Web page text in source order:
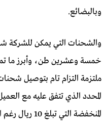
وبالبضائع.
والشحنات التي يمكن للشركة
خمسة وعشرين طن، وأبرز ما
ملتزمة التزام تام بتوصيل
المحدد الذي تتفق عليه مع
المنخفضة التي